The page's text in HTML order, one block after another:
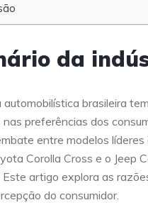
da
automobilística brasileira
preferências dos
entre modelos
Corolla Cross e o Jeep
Este artigo explora as
do consumidor.